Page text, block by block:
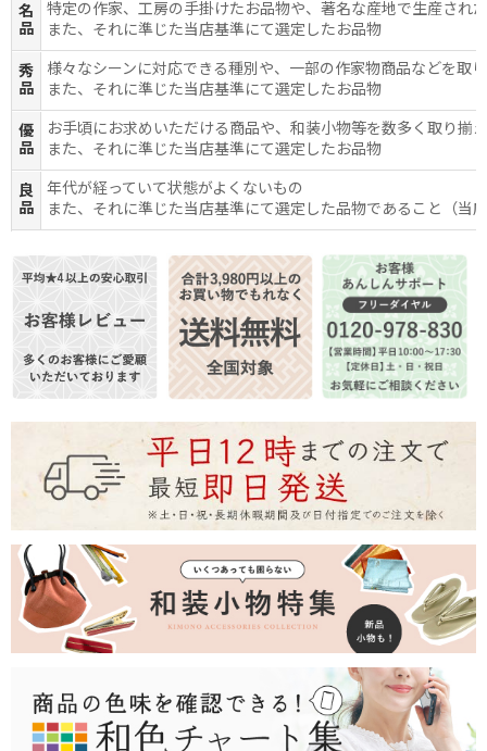
名
品
特定の作家、工房の手掛けたお品物や、著名な産地で生産され
また、それに準じた当店基準にて選定したお品物
秀
品
様々なシーンに対応できる種別や、一部の作家物商品などを取
また、それに準じた当店基準にて選定したお品物
優
品
お手頃にお求めいただける商品や、和装小物等を数多く取り揃
また、それに準じた当店基準にて選定したお品物
良
品
年代が経っていて状態がよくないもの
また、それに準じた当店基準にて選定した品物であること（当